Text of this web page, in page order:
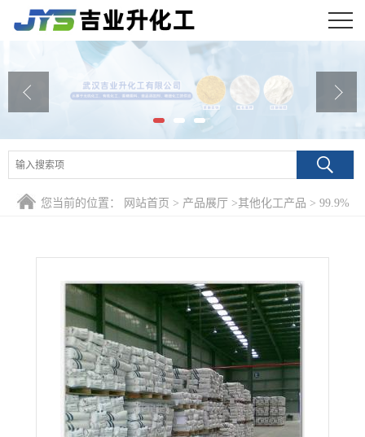
公司介绍
产品展厅
证书荣誉
在线留言
您当前的位置： 网站首页 > 产品展厅 >其他化工产品 > 99.9%